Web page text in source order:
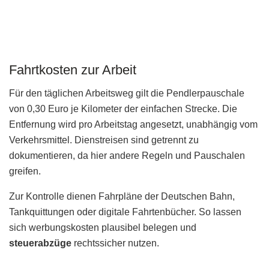
Fahrtkosten zur Arbeit
Für den täglichen Arbeitsweg gilt die Pendlerpauschale
von 0,30 Euro je Kilometer der einfachen Strecke. Die
Entfernung wird pro Arbeitstag angesetzt, unabhängig vom
Verkehrsmittel. Dienstreisen sind getrennt zu
dokumentieren, da hier andere Regeln und Pauschalen
greifen.
Zur Kontrolle dienen Fahrpläne der Deutschen Bahn,
Tankquittungen oder digitale Fahrtenbücher. So lassen
sich werbungskosten plausibel belegen und
steuerabzüge rechtssicher nutzen.